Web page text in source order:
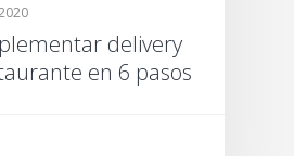
delivery
en 6 pasos